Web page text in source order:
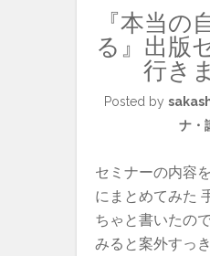
『本当の
る』出版
行き
Posted by
ナ・
セミナーの内容
にまとめてみた
ちゃと書いたの
みると案外すっ